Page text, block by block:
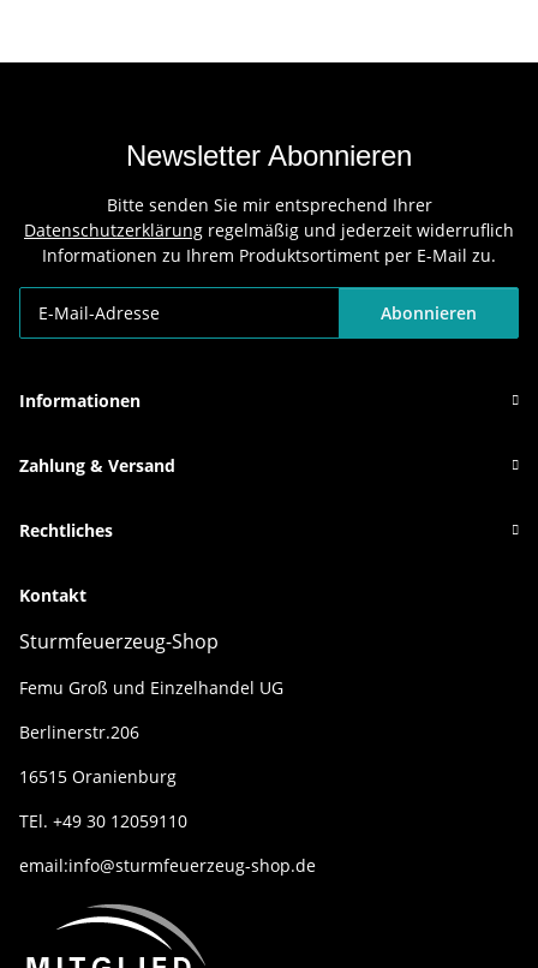
Newsletter Abonnieren
Bitte senden Sie mir entsprechend Ihrer
Datenschutzerklärung regelmäßig und jederzeit widerruflich
Informationen zu Ihrem Produktsortiment per E-Mail zu.
Abonnieren
Informationen
Zahlung & Versand
Rechtliches
Kontakt
Sturmfeuerzeug-Shop
Femu Groß und Einzelhandel UG
Berlinerstr.206
16515 Oranienburg
TEl. +49 30 12059110
email:info@sturmfeuerzeug-shop.de